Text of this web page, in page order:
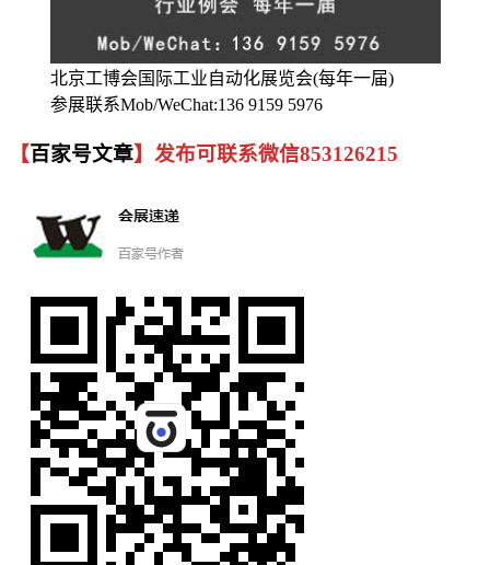
北京工博会国际工业自动化展览会(每年一届)
参展联系Mob/WeChat:136 9159 5976
【百家号文章】发布可联系微信853126215